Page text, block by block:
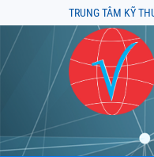
TRUNG TÂM KỸ